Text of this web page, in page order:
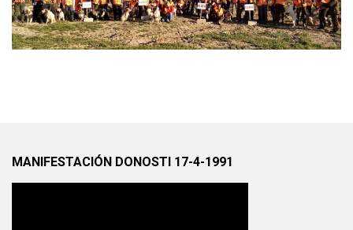
MANIFESTACIÓN DONOSTI 17-4-1991